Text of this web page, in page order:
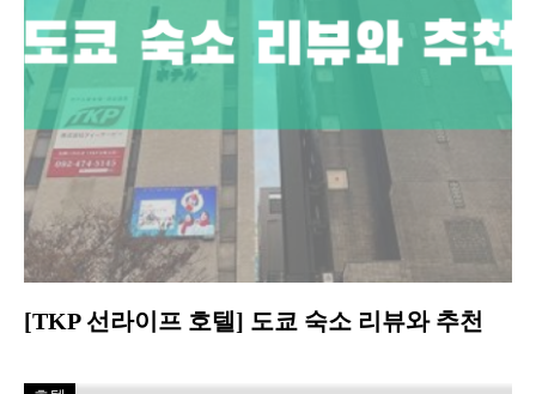
[TKP 선라이프 호텔] 도쿄 숙소 리뷰와 추천